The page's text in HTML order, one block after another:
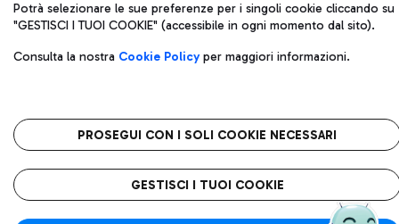
Potrà selezionare le sue preferenze per i singoli cookie cliccando su
"GESTISCI I TUOI COOKIE" (accessibile in ogni momento dal sito).
Consulta la nostra Cookie Policyper maggiori informazioni.
PROSEGUI CON I SOLI COOKIE NECESSARI
GESTISCI I TUOI COOKIE